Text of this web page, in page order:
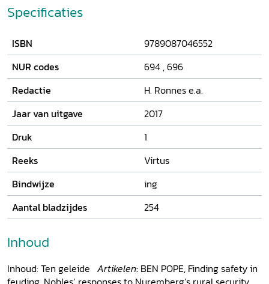
Specificaties
ISBN
9789087046552
NUR codes
694 ,696
Redactie
H. Ronnes e.a.
Jaar van uitgave
2017
Druk
1
Reeks
Virtus
Bindwijze
ing
Aantal bladzijdes
254
Inhoud
Inhoud: Ten geleide Artikelen: BEN POPE, Finding safety in